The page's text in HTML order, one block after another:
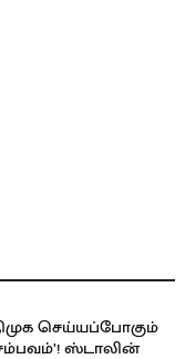
செய்யப்போகும்
ஸ்டாலின்